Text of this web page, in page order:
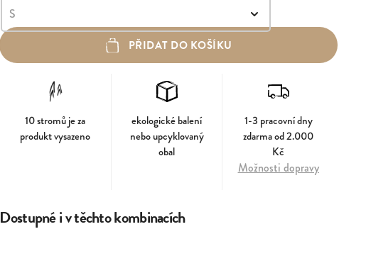
PŘIDAT DO KOŠÍKU
10 stromů je za
produkt vysazeno
ekologické balení
nebo upcyklovaný
obal
1-3 pracovní dny
zdarma od 2.000
Kč
Možnosti dopravy
Dostupné i v těchto kombinacích